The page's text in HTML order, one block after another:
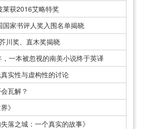
莱获2016艾略特奖
国家书评人奖入围名单揭晓
川奖、直木奖揭晓
，一本被忽视的南美小说终于英译
实性与虚构性的讨论
瓦解？
》
失落之城：一个真实的故事》